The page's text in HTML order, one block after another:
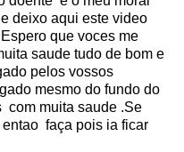
deixo aqui este video
que voces me
saude tudo de bom e
pelos vossos
mesmo do fundo do
com muita saude .Se
faça pois ia ficar